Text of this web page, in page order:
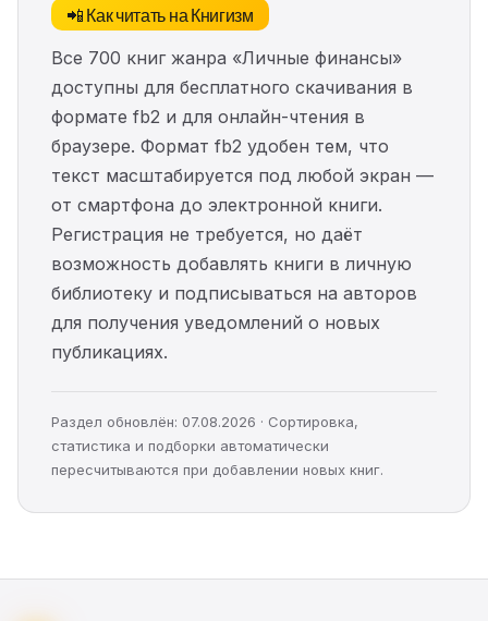
📲 Как читать на Книгизм
Все 700 книг жанра «Личные финансы»
доступны для бесплатного скачивания в
формате fb2 и для онлайн-чтения в
браузере. Формат fb2 удобен тем, что
текст масштабируется под любой экран —
от смартфона до электронной книги.
Регистрация не требуется, но даёт
возможность добавлять книги в личную
библиотеку и подписываться на авторов
для получения уведомлений о новых
публикациях.
Раздел обновлён: 07.08.2026 · Сортировка,
статистика и подборки автоматически
пересчитываются при добавлении новых книг.